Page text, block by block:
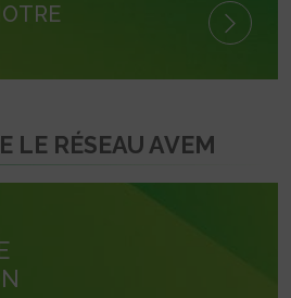
LE RÉSEAU AVEM